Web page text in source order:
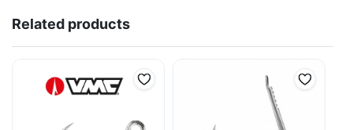
Related products